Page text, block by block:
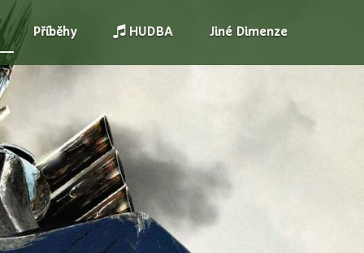
Příběhy HUDBA Jiné Dimenze